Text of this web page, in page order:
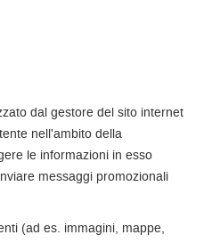
dal gestore del sito internet
nell'ambito della
le informazioni in esso
messaggi promozionali
(ad es. immagini, mappe,